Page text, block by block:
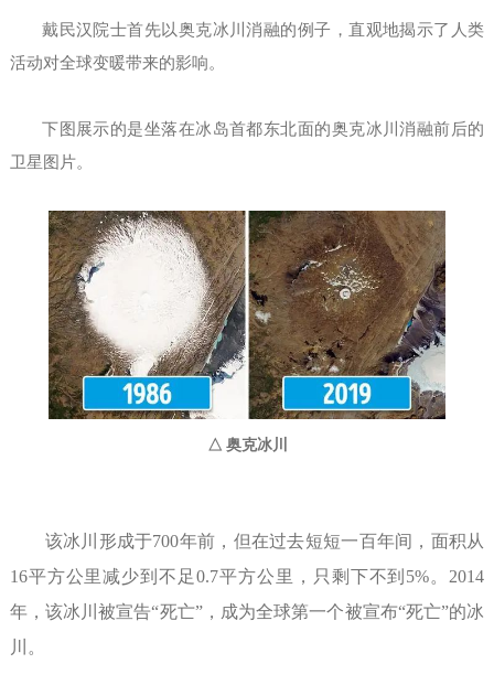
戴民汉院士首先以奥克冰川消融的例子，直观地揭示了人类
活动对全球变暖带来的影响。
下图展示的是坐落在冰岛首都东北面的奥克冰川消融前后的
卫星图片。
△ 奥克冰川
该冰川形成于700年前，但在过去短短一百年间，面积从
16平方公里减少到不足0.7平方公里，只剩下不到5%。2014
年，该冰川被宣告“死亡”，成为全球第一个被宣布“死亡”的冰
川。